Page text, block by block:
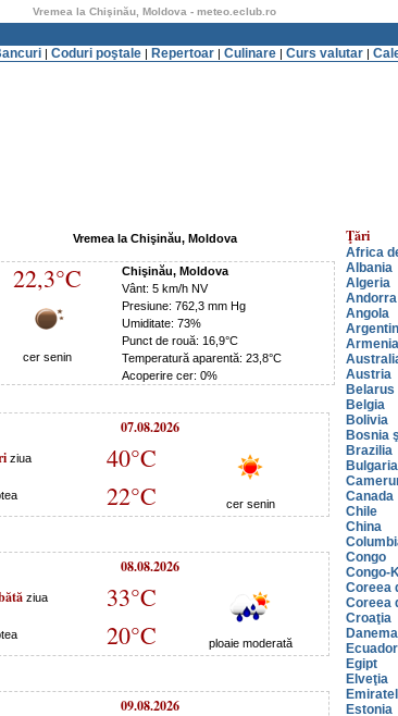
Vremea la Chişinău, Moldova - meteo.eclub.ro
| Coduri poştale | Repertoar | Culinare | Curs valutar |
Vremea la Chişinău, Moldova
22,3°C
cer senin
Chişinău, Moldova
Vânt: 5 km/h NV
Presiune: 762,3 mm Hg
Umiditate: 73%
Punct de rouă: 16,9°C
Temperatură aparentă: 23,8°C
Acoperire cer: 0%
07.08.2026
ziua 40°C
cer senin
22°C
08.08.2026
ziua 33°C
ploaie moderată
20°C
09.08.2026
Ţări
Africa
Albania
Algeria
Andorra
Angola
Armenia
Austria
Belarus
Belgia
Bolivia
Bosnia
Brazilia
Bulgaria
Canada
Chile
China
Congo
Congo-
Coreea
Coreea
Croaţia
Ecuador
Egipt
Elveţia
Estonia